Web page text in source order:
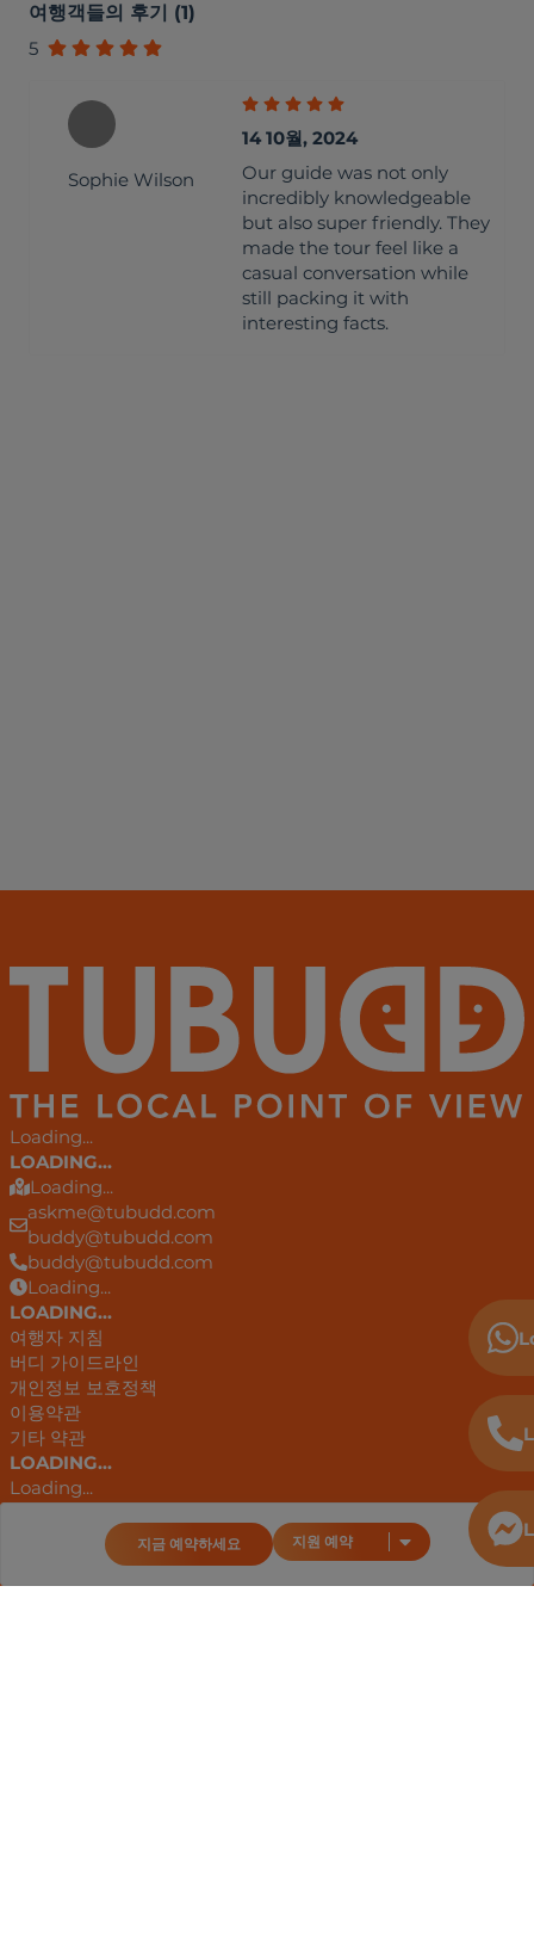
여행객들의 후기 (1)
5
Sophie Wilson
14 10월, 2024
Our guide was not only
incredibly knowledgeable
but also super friendly. They
made the tour feel like a
casual conversation while
still packing it with
interesting facts.
지금 예약하세요 지원 예약
Loading...
LOADING...
Loading...
askme@tubudd.com
buddy@tubudd.com
buddy@tubudd.com
Loading...
LOADING...
여행자 지침
버디 가이드라인
개인정보 보호정책
이용약관
기타 약관
LOADING...
Loading...
Loading...